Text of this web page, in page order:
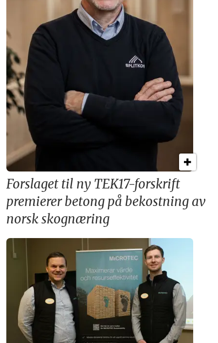
Forslaget til ny TEK17-forskrift
premierer betong på bekostning av
norsk skognæring